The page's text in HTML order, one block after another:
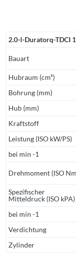
2.0-l-Duratorq-TDCI
Bauart
Hubraum (cm³)
Bohrung (mm)
Hub (mm)
Kraftstoff
Leistung (ISO kW/PS)
bei min -1
Drehmoment (ISO
Spezifischer
Mitteldruck (ISO kPA)
bei min -1
Verdichtung
Zylinder